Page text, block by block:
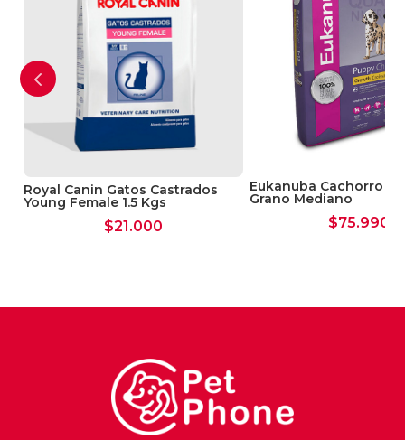
animal.
Si el heno se moja, cámbielo por heno
fresco. Es importante que siempre tenga
agua fresca y limpia.
Bolsa de papel de 850 grs.
Royal Canin Gatos Castrados
Young Female 1.5 Kgs
$21.000
Eukanuba Cachorro 15
Grano Mediano
$75.990